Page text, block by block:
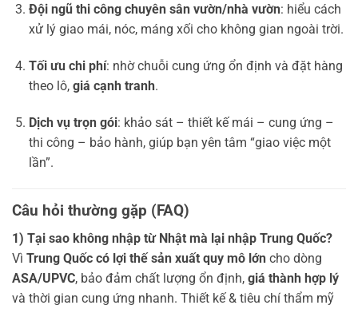
Đội ngũ thi công chuyên sân vườn/nhà vườn: hiểu cách
xử lý giao mái, nóc, máng xối cho không gian ngoài trời.
Tối ưu chi phí: nhờ chuỗi cung ứng ổn định và đặt hàng
theo lô, giá cạnh tranh.
Dịch vụ trọn gói: khảo sát – thiết kế mái – cung ứng –
thi công – bảo hành, giúp bạn yên tâm “giao việc một
lần”.
Câu hỏi thường gặp (FAQ)
1) Tại sao không nhập từ Nhật mà lại nhập Trung Quốc?
Vì Trung Quốc có lợi thế sản xuất quy mô lớn cho dòng
ASA/UPVC, bảo đảm chất lượng ổn định, giá thành hợp lý
và thời gian cung ứng nhanh. Thiết kế & tiêu chí thẩm mỹ